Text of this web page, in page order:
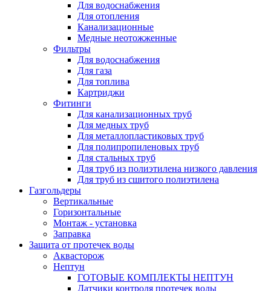
Для водоснабжения
Для отопления
Канализационные
Медные неотожженные
Фильтры
Для водоснабжения
Для газа
Для топлива
Картриджи
Фитинги
Для канализационных труб
Для медных труб
Для металлопластиковых труб
Для полипропиленовых труб
Для стальных труб
Для труб из полиэтилена низкого давления
Для труб из сшитого полиэтилена
Газгольдеры
Вертикальные
Горизонтальные
Монтаж - установка
Заправка
Защита от протечек воды
Аквасторож
Нептун
ГОТОВЫЕ КОМПЛЕКТЫ НЕПТУН
Датчики контроля протечек воды